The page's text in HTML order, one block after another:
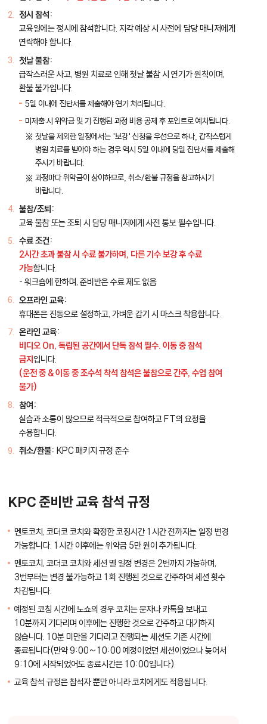
정시 참석:
교육일에는 정시에 참석합니다. 지각 예상 시 사전에 담당 매니저에게
연락해야 합니다.
첫날 불참:
급작스러운 사고, 병원 치료로 인해 첫날 불참 시 연기가 원칙이며,
환불 불가입니다.
5일 이내에 진단서를 제출해야 연기 처리됩니다.
미제출 시 위약금 및 기 진행된 과정 비용 공제 후 포인트로 예치됩니다.
첫날을 제외한 일정에서는 '보강' 신청을 우선으로 하나, 갑작스럽게
병원 치료를 받아야 하는 경우 역시 5일 이내에 당일 진단서를 제출해
주시기 바랍니다.
과정마다 위약금이 상이하므로, 취소/환불 규정을 참고하시기
바랍니다.
불참/조퇴:
교육 불참 또는 조퇴 시 담당 매니저에게 사전 통보 필수입니다.
수료 조건:
2시간 초과 불참 시 수료 불가하며, 다른 기수 보강 후 수료
가능합니다.
- 워크숍에 한하며, 준비반은 수료 제도 없음
오프라인 교육:
휴대폰은 진동으로 설정하고, 가벼운 감기 시 마스크 착용합니다.
온라인 교육:
비디오 On, 독립된 공간에서 단독 참석 필수. 이동 중 참석
금지입니다.
(운전 중 & 이동 중 조수석 착석 참석은 불참으로 간주, 수업 참여
불가)
참여:
실습과 소통이 많으므로 적극적으로 참여하고 FT의 요청을
수용합니다.
취소/환불: KPC 패키지 규정 준수
KPC 준비반 교육 참석 규정
멘토코치, 코더코 코치와 확정한 코칭시간 1시간 전까지는 일정 변경
가능합니다. 1시간 이후에는 위약금 5만 원이 추가됩니다.
멘토코치, 코더코 코치와 세션 별 일정 변경은 2번까지 가능하며,
3번부터는 변경 불가능하고 1회 진행된 것으로 간주하여 세션 횟수
차감됩니다.
예정된 코칭 시간에 노쇼의 경우 코치는 문자나 카톡을 보내고
10분까지 기다리며 이후에는 진행한 것으로 간주하고 대기하지
않습니다. 10분 미만을 기다리고 진행되는 세션도 기존 시간에
종료됩니다(만약 9:00~10:00 예정이었던 세션이었으나 늦어서
9:10에 시작되었어도 종료시간은 10:00입니다).
교육 참석 규정은 참석자 뿐만 아니라 코치에게도 적용됩니다.